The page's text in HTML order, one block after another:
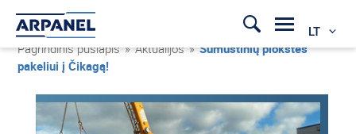
LT
Pagrindinis puslapis » Aktualijos »Sumuštinių plokštės
pakeliui į Čikagą!